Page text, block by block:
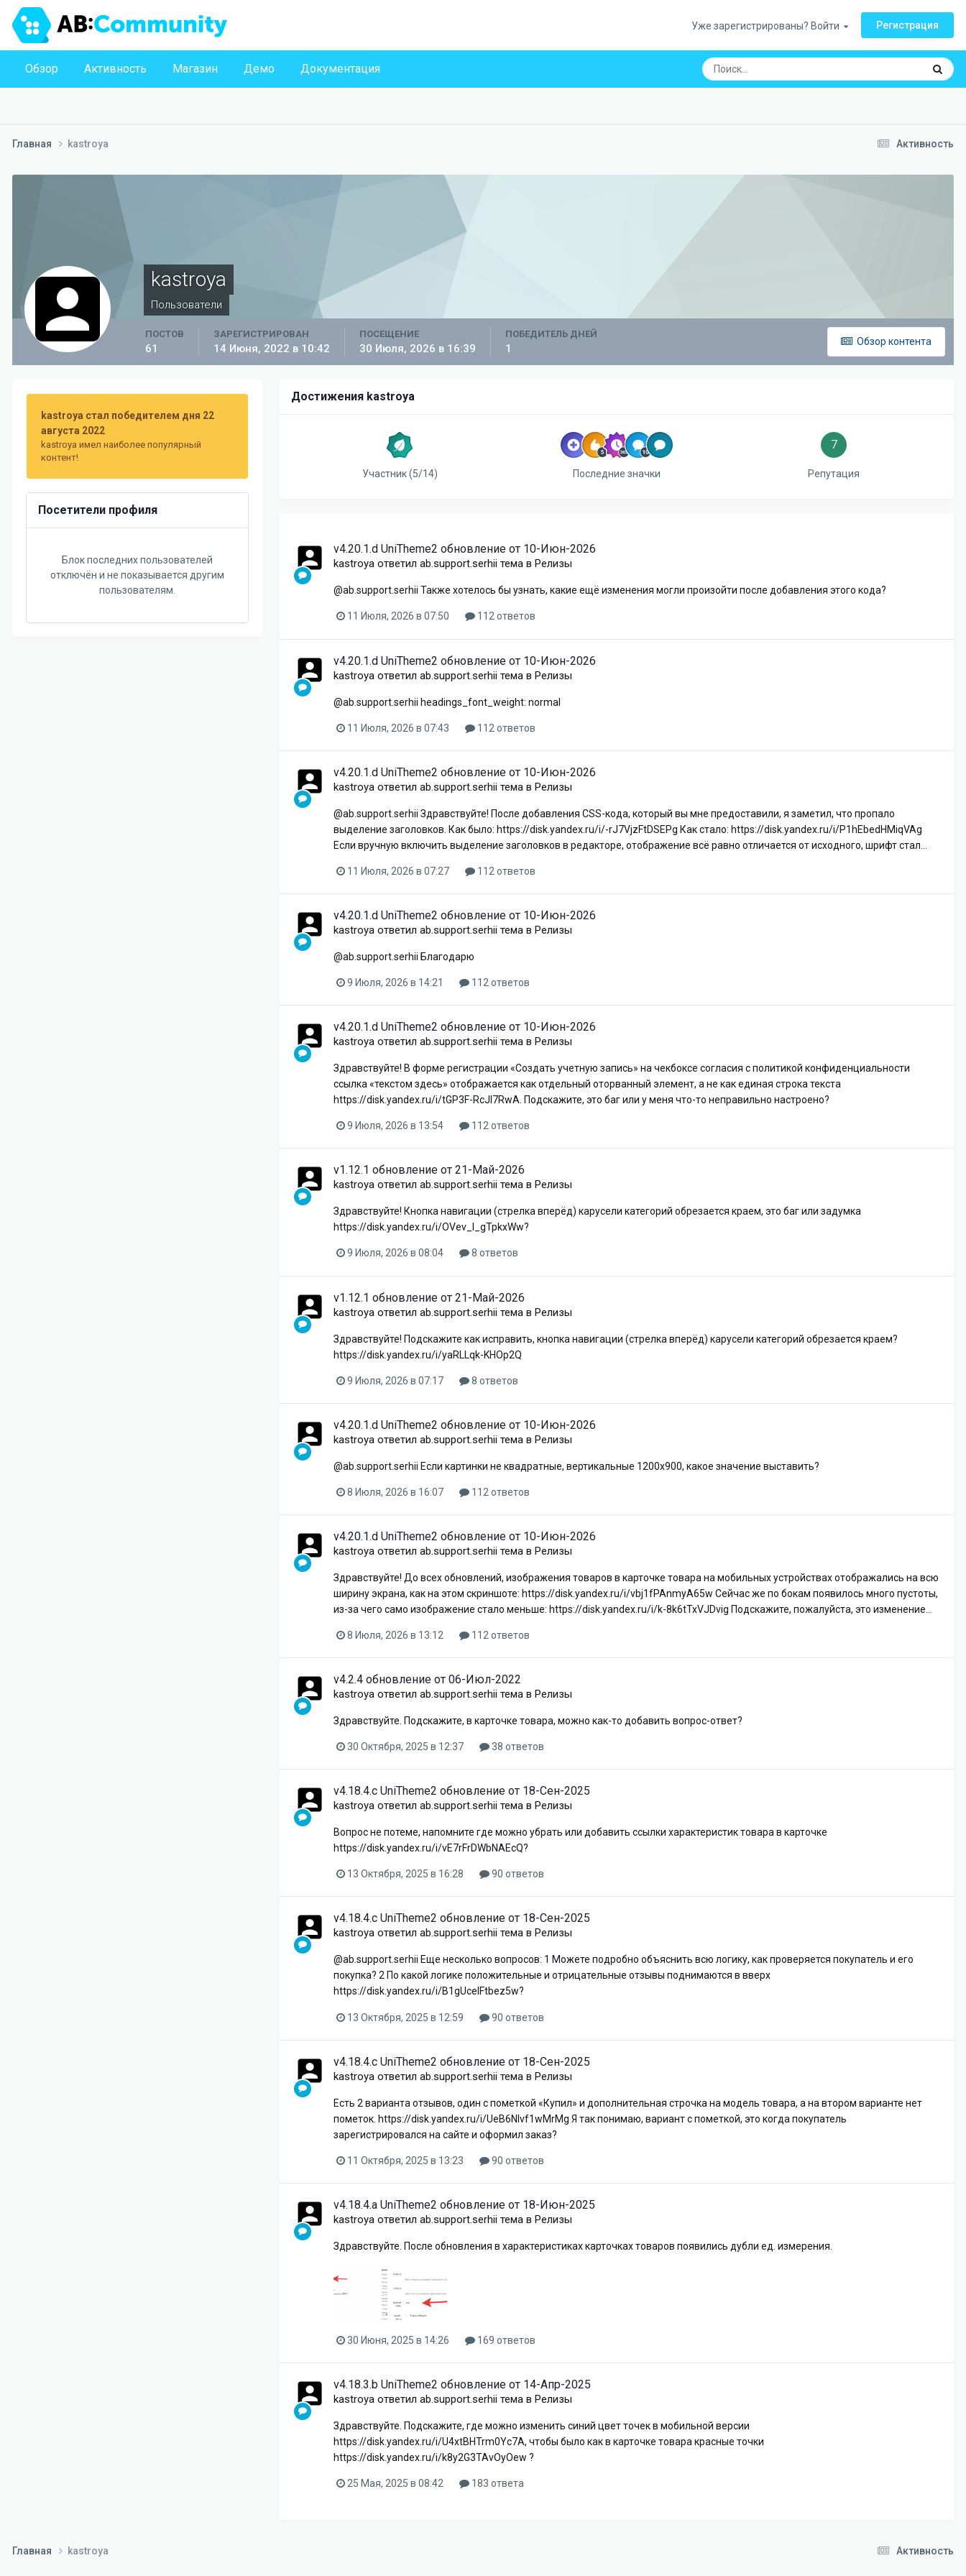
Уже зарегистрированы? Войти Регистрация
Обзор Активность Магазин Демо Документация
Активность
Главная kastroya
kastroya
Пользователи
Обзор контента
ПОСТОВ
61
ЗАРЕГИСТРИРОВАН
14 Июня, 2022 в 10:42
ПОСЕЩЕНИЕ
30 Июля, 2026 в 16:39
ПОБЕДИТЕЛЬ ДНЕЙ
1
kastroya стал победителем дня 22
августа 2022
kastroya имел наиболее популярный
контент!
Посетители профиля
Блок последних пользователей
отключён и не показывается другим
пользователям.
Достижения kastroya
Участник (5/14) Последние значки
7
Репутация
v4.20.1.d UniTheme2 обновление от 10-Июн-2026
kastroya ответил ab.support.serhii тема в Релизы
@ab.support.serhii Также хотелось бы узнать, какие ещё изменения могли произойти после добавления этого кода?
11 Июля, 2026 в 07:50 112 ответов
v4.20.1.d UniTheme2 обновление от 10-Июн-2026
kastroya ответил ab.support.serhii тема в Релизы
@ab.support.serhii headings_font_weight: normal
11 Июля, 2026 в 07:43 112 ответов
v4.20.1.d UniTheme2 обновление от 10-Июн-2026
kastroya ответил ab.support.serhii тема в Релизы
@ab.support.serhii Здравствуйте! После добавления CSS-кода, который вы мне предоставили, я заметил, что пропало
выделение заголовков. Как было: https://disk.yandex.ru/i/-rJ7VjzFtDSEPg Как стало: https://disk.yandex.ru/i/P1hEbedHMiqVAg
Если вручную включить выделение заголовков в редакторе, отображение всё равно отличается от исходного, шрифт стал...
11 Июля, 2026 в 07:27 112 ответов
v4.20.1.d UniTheme2 обновление от 10-Июн-2026
kastroya ответил ab.support.serhii тема в Релизы
@ab.support.serhii Благодарю
9 Июля, 2026 в 14:21 112 ответов
v4.20.1.d UniTheme2 обновление от 10-Июн-2026
kastroya ответил ab.support.serhii тема в Релизы
Здравствуйте! В форме регистрации «Создать учетную запись» на чекбоксе согласия с политикой конфиденциальности
ссылка «текстом здесь» отображается как отдельный оторванный элемент, а не как единая строка текста
https://disk.yandex.ru/i/tGP3F-RcJI7RwA. Подскажите, это баг или у меня что-то неправильно настроено?
9 Июля, 2026 в 13:54 112 ответов
v1.12.1 обновление от 21-Май-2026
kastroya ответил ab.support.serhii тема в Релизы
Здравствуйте! Кнопка навигации (стрелка вперёд) карусели категорий обрезается краем, это баг или задумка
https://disk.yandex.ru/i/OVev_I_gTpkxWw?
9 Июля, 2026 в 08:04 8 ответов
v1.12.1 обновление от 21-Май-2026
kastroya ответил ab.support.serhii тема в Релизы
Здравствуйте! Подскажите как исправить, кнопка навигации (стрелка вперёд) карусели категорий обрезается краем?
https://disk.yandex.ru/i/yaRLLqk-KHOp2Q
9 Июля, 2026 в 07:17 8 ответов
v4.20.1.d UniTheme2 обновление от 10-Июн-2026
kastroya ответил ab.support.serhii тема в Релизы
@ab.support.serhii Если картинки не квадратные, вертикальные 1200х900, какое значение выставить?
8 Июля, 2026 в 16:07 112 ответов
v4.20.1.d UniTheme2 обновление от 10-Июн-2026
kastroya ответил ab.support.serhii тема в Релизы
Здравствуйте! До всех обновлений, изображения товаров в карточке товара на мобильных устройствах отображались на всю
ширину экрана, как на этом скриншоте: https://disk.yandex.ru/i/vbj1fPAnmyA65w Сейчас же по бокам появилось много пустоты,
из-за чего само изображение стало меньше: https://disk.yandex.ru/i/k-8k6tTxVJDvig Подскажите, пожалуйста, это изменение...
8 Июля, 2026 в 13:12 112 ответов
v4.2.4 обновление от 06-Июл-2022
kastroya ответил ab.support.serhii тема в Релизы
Здравствуйте. Подскажите, в карточке товара, можно как-то добавить вопрос-ответ?
30 Октября, 2025 в 12:37 38 ответов
v4.18.4.c UniTheme2 обновление от 18-Сен-2025
kastroya ответил ab.support.serhii тема в Релизы
Вопрос не потеме, напомните где можно убрать или добавить ссылки характеристик товара в карточке
https://disk.yandex.ru/i/vE7rFrDWbNAEcQ?
13 Октября, 2025 в 16:28 90 ответов
v4.18.4.c UniTheme2 обновление от 18-Сен-2025
kastroya ответил ab.support.serhii тема в Релизы
@ab.support.serhii Еще несколько вопросов: 1 Можете подробно объяснить всю логику, как проверяется покупатель и его
покупка? 2 По какой логике положительные и отрицательные отзывы поднимаются в вверх
https://disk.yandex.ru/i/B1gUcelFtbez5w?
13 Октября, 2025 в 12:59 90 ответов
v4.18.4.c UniTheme2 обновление от 18-Сен-2025
kastroya ответил ab.support.serhii тема в Релизы
Есть 2 варианта отзывов, один с пометкой «Купил» и дополнительная строчка на модель товара, а на втором варианте нет
пометок. https://disk.yandex.ru/i/UeB6NIvf1wMrMg Я так понимаю, вариант с пометкой, это когда покупатель
зарегистрировался на сайте и оформил заказ?
11 Октября, 2025 в 13:23 90 ответов
v4.18.4.a UniTheme2 обновление от 18-Июн-2025
kastroya ответил ab.support.serhii тема в Релизы
Здравствуйте. После обновления в характеристиках карточках товаров появились дубли ед. измерения.
30 Июня, 2025 в 14:26 169 ответов
v4.18.3.b UniTheme2 обновление от 14-Апр-2025
kastroya ответил ab.support.serhii тема в Релизы
Здравствуйте. Подскажите, где можно изменить синий цвет точек в мобильной версии
https://disk.yandex.ru/i/U4xtBHTrm0Yc7A, чтобы было как в карточке товара красные точки
https://disk.yandex.ru/i/k8y2G3TAvOyOew ?
25 Мая, 2025 в 08:42 183 ответа
Активность
Главная kastroya